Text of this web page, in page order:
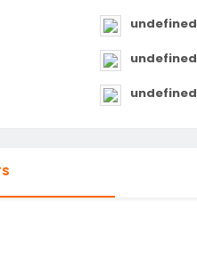
undefined
undefined
undefined